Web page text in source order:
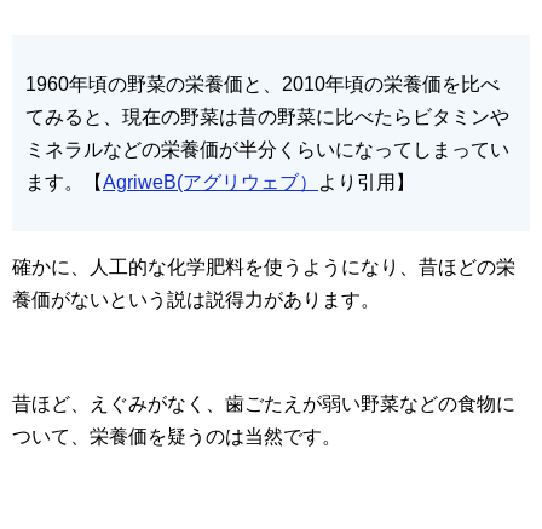
1960年頃の野菜の栄養価と、2010年頃の栄養価を比べ
てみると、現在の野菜は昔の野菜に比べたらビタミンや
ミネラルなどの栄養価が半分くらいになってしまってい
ます。【AgriweB(アグリウェブ） より引用】
確かに、人工的な化学肥料を使うようになり、昔ほどの栄
養価がないという説は説得力があります。
昔ほど、えぐみがなく、歯ごたえが弱い野菜などの食物に
ついて、栄養価を疑うのは当然です。